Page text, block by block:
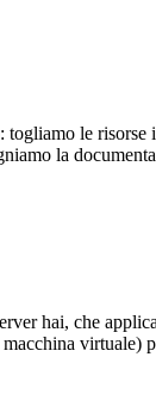
le
la
hai, che
virtuale)